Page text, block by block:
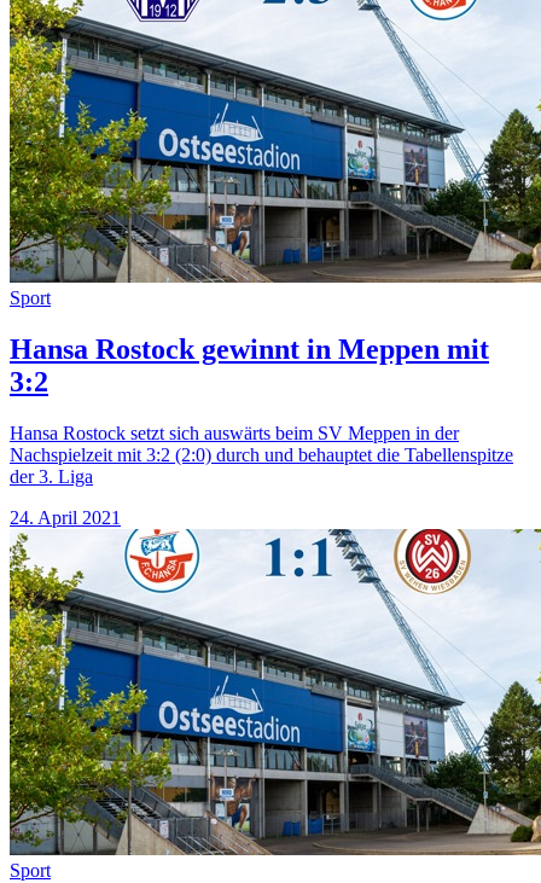
Sport
Hansa Rostock gewinnt in Meppen mit
3:2
Hansa Rostock setzt sich auswärts beim SV Meppen in der
Nachspielzeit mit 3:2 (2:0) durch und behauptet die Tabellenspitze
der 3. Liga
24. April 2021
Sport